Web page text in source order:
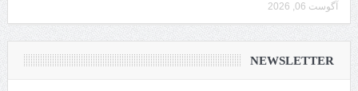
آگوست 06, 2026
NEWSLETTER